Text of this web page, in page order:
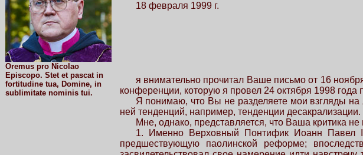
Oremus pro Nicolao
Episcopo. Stet et pascat in
fortitudine tua, Domine, in
sublimitate nominis tui.
18 февраля 1999 г.
я внимательно прочитал Ваше письмо от 16
конференции, которую я провел 24 октября 1998
Я понимаю, что Вы не разделяете мои взгляды на
ней тенденций, например, тенденции десакрализации.
Мне, однако, представляется, что Ваша критика
1. Именно Верховный Понтифик Иоанн Павел II
предшествующую паолинской реформе;